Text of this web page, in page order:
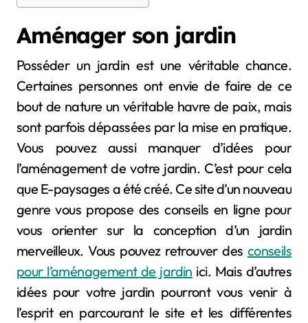
Aménager son jardin
Posséder un jardin est une véritable chance.
Certaines personnes ont envie de faire de ce
bout de nature un véritable havre de paix, mais
sont parfois dépassées par la mise en pratique.
Vous pouvez aussi manquer d’idées pour
l’aménagement de votre jardin. C’est pour cela
que E-paysages a été créé. Ce site d’un nouveau
genre vous propose des conseils en ligne pour
vous orienter sur la conception d’un jardin
merveilleux. Vous pouvez retrouver des conseils
pour l’aménagement de jardin ici. Mais d’autres
idées pour votre jardin pourront vous venir à
l’esprit en parcourant le site et les différentes